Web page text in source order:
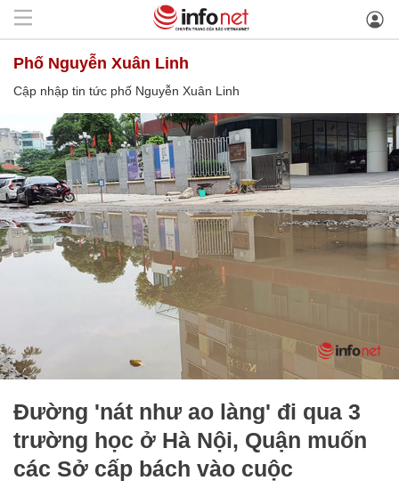
phố Nguyễn Xuân Linh
Cập nhập tin tức phố Nguyễn Xuân Linh
Đường 'nát như ao làng' đi qua 3
trường học ở Hà Nội, Quận muốn
các Sở cấp bách vào cuộc